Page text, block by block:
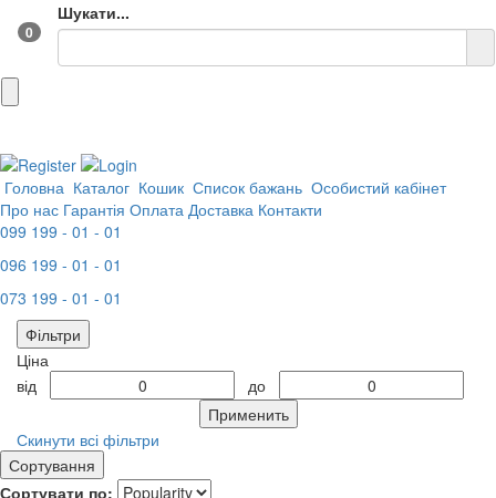
0
Шукати...
Головна Каталог Кошик Список бажань Особистий кабінет
Про нас Гарантія Оплата Доставка Контакти
099 199 - 01 - 01
096 199 - 01 - 01
073 199 - 01 - 01
Фільтри
Ціна
від
до
Применить
Скинути всі фільтри
Сортування
Сортувати по: